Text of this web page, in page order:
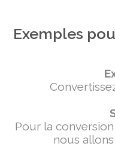
Exemples
Pour la
nous